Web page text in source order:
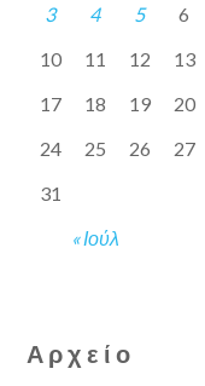
« Ιούλ
3
4 5 6
10
11 12 13
17
18 19 20
24
25 26 27
31
Αρχείο